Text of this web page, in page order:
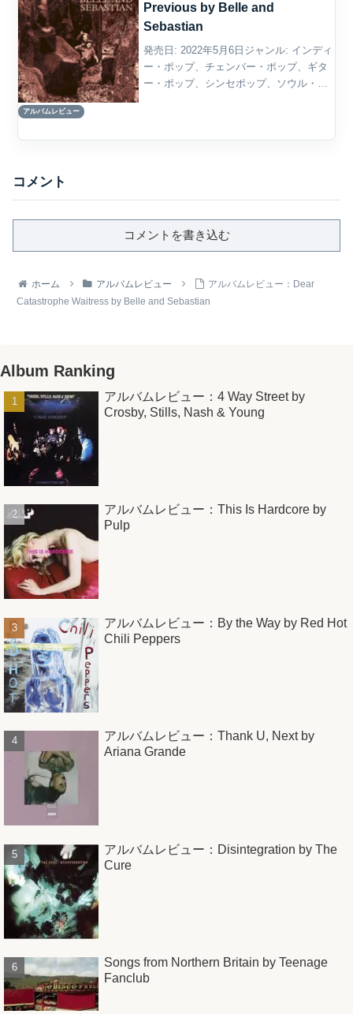
アルバムレビュー
Previous by Belle and
Sebastian
発売日: 2022年5月6日ジャンル: インディ
ー・ポップ、チェンバー・ポップ、ギタ
ー・ポップ、シンセポップ、ソウル・ポ
コメント
コメントを書き込む
ホーム アルバムレビュー
アルバムレビュー：Dear
Catastrophe Waitress by Belle and Sebastian
Album Ranking
アルバムレビュー：4 Way Street by
Crosby, Stills, Nash & Young
アルバムレビュー：This Is Hardcore by
Pulp
アルバムレビュー：By the Way by Red Hot
Chili Peppers
アルバムレビュー：Thank U, Next by
Ariana Grande
アルバムレビュー：Disintegration by The
Cure
Songs from Northern Britain by Teenage
Fanclub